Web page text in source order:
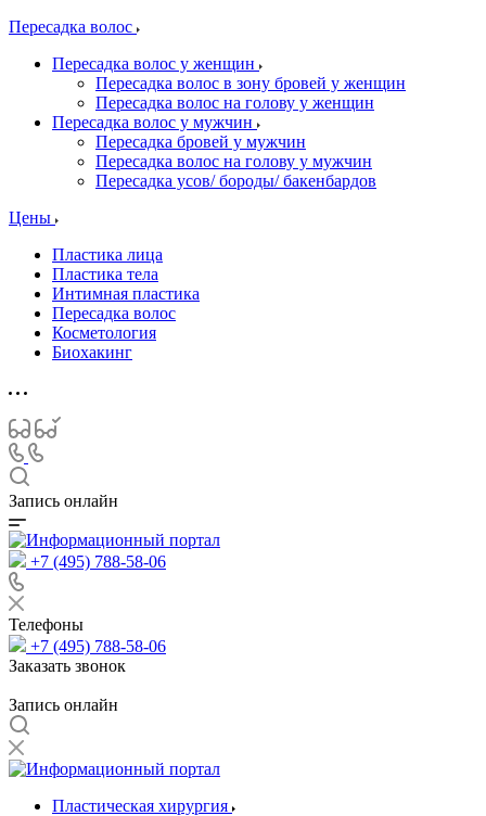
Пересадка волос
Пересадка волос у женщин
Пересадка волос в зону бровей у женщин
Пересадка волос на голову у женщин
Пересадка волос у мужчин
Пересадка бровей у мужчин
Пересадка волос на голову у мужчин
Пересадка усов/ бороды/ бакенбардов
Цены
Пластика лица
Пластика тела
Интимная пластика
Пересадка волос
Косметология
Биохакинг
Запись онлайн
+7 (495) 788-58-06
Телефоны
+7 (495) 788-58-06
Заказать звонок
Запись онлайн
Пластическая хирургия